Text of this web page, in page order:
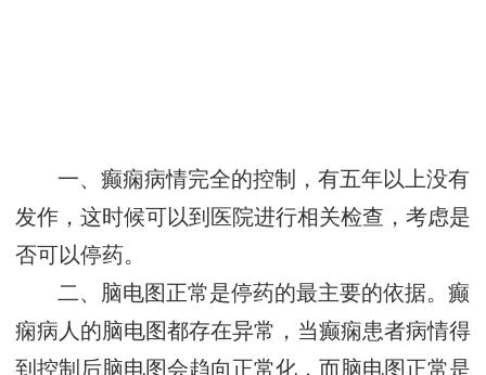
一、癫痫病情完全的控制，有五年以上没有
发作，这时候可以到医院进行相关检查，考虑是
否可以停药。
二、脑电图正常是停药的最主要的依据。癫
痫病人的脑电图都存在异常，当癫痫患者病情得
到控制后脑电图会趋向正常化，而脑电图正常是